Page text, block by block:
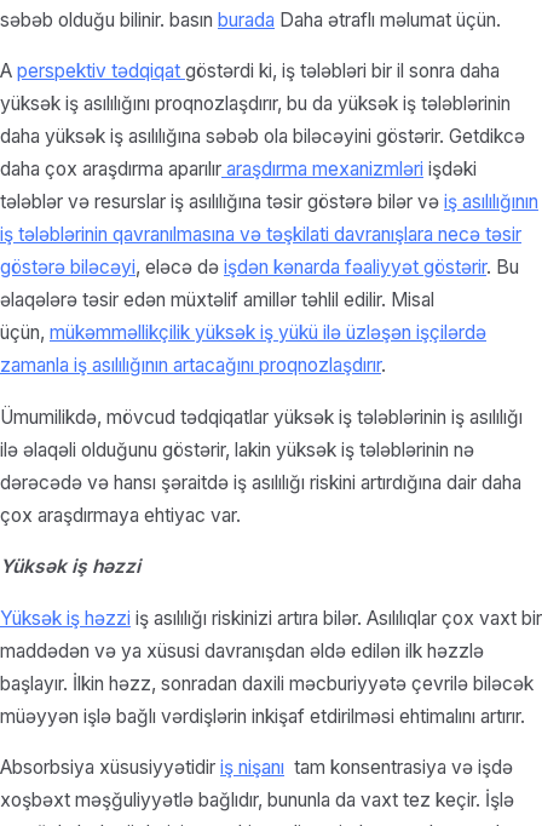
səbəb olduğu bilinir. basın burada Daha ətraflı məlumat üçün.
A perspektiv tədqiqat göstərdi ki, iş tələbləri bir il sonra daha
yüksək iş asılılığını proqnozlaşdırır, bu da yüksək iş tələblərinin
daha yüksək iş asılılığına səbəb ola biləcəyini göstərir. Getdikcə
daha çox araşdırma aparılır araşdırma mexanizmləri işdəki
tələblər və resurslar iş asılılığına təsir göstərə bilər və iş asılılığının
iş tələblərinin qavranılmasına və təşkilati davranışlara necə təsir
göstərə biləcəyi, eləcə də işdən kənarda fəaliyyət göstərir. Bu
əlaqələrə təsir edən müxtəlif amillər təhlil edilir. Misal
üçün, mükəmməllikçilik yüksək iş yükü ilə üzləşən işçilərdə
zamanla iş asılılığının artacağını proqnozlaşdırır.
Ümumilikdə, mövcud tədqiqatlar yüksək iş tələblərinin iş asılılığı
ilə əlaqəli olduğunu göstərir, lakin yüksək iş tələblərinin nə
dərəcədə və hansı şəraitdə iş asılılığı riskini artırdığına dair daha
çox araşdırmaya ehtiyac var.
Yüksək iş həzzi
Yüksək iş həzzi iş asılılığı riskinizi artıra bilər. Asılılıqlar çox vaxt bir
maddədən və ya xüsusi davranışdan əldə edilən ilk həzzlə
başlayır. İlkin həzz, sonradan daxili məcburiyyətə çevrilə biləcək
müəyyən işlə bağlı vərdişlərin inkişaf etdirilməsi ehtimalını artırır.
Absorbsiya xüsusiyyətidir iş nişanı tam konsentrasiya və işdə
xoşbəxt məşğuliyyətlə bağlıdır, bununla da vaxt tez keçir. İşlə